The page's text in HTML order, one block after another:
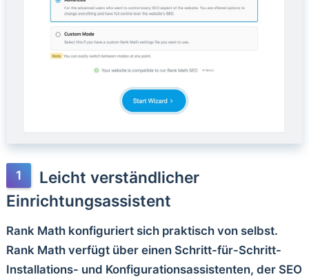
Leicht verständlicher
Einrichtungsassistent
Rank Math konfiguriert sich praktisch von selbst.
Rank Math verfügt über einen Schritt-für-Schritt-
Installations- und Konfigurationsassistenten, der SEO